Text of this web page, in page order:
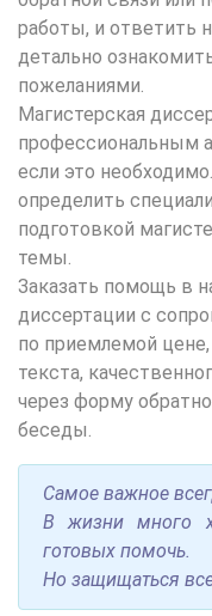
работы, и ответить
детально
пожеланиями.
Магистерская
профессиональным
если это
определить
подготовкой
темы.
Заказать помощь в
диссертации с
по приемлемой цене,
текста,
через форму
беседы.
Самое важное
В жизни много
готовых помочь.
Но защищаться